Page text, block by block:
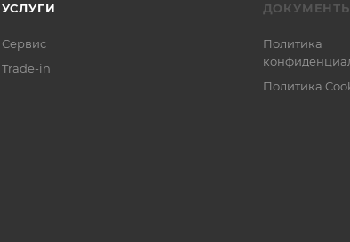
УСЛУГИ
Сервис
Trade-in
Политика
Политика